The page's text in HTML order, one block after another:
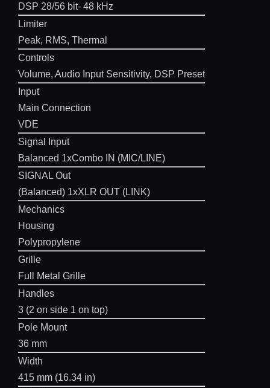
DSP 28/56 bit- 48 kHz
Limiter
Peak, RMS, Thermal
Controls
Volume, Audio Input Sensitivity, DSP Preset
Input
Main Connection
VDE
Signal Input
Balanced 1xCombo IN (MIC/LINE)
SIGNAL Out
(Balanced) 1xXLR OUT (LINK)
Mechanics
Housing
Polypropylene
Grille
Full Metal Grille
Handles
3 (2 on side 1 on top)
Pole Mount
36 mm
Width
415 mm (16.34 in)